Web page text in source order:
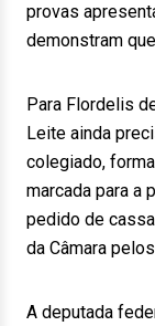
provas
demonstram
Para Flordelis
Leite ainda
colegiado,
marcada para a
pedido de
da Câmara
A deputada